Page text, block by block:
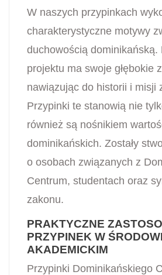
W naszych przypinkach
charakterystyczne motywy
duchowością dominikańską.
projektu ma swoje głębokie
nawiązując do historii i misji
Przypinki te stanowią nie
również są nośnikiem
dominikańskich. Zostały
o osobach związanych z
Centrum, studentach oraz
zakonu.
PRAKTYCZNE
PRZYPINEK W
AKADEMICKIM
Przypinki Dominikańskiego